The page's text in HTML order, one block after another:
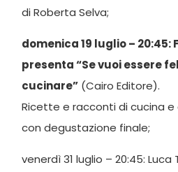
di Roberta Selva;
domenica 19 luglio –
presenta “Se vuoi essere
cucinare” (Cairo Editore).
Ricette e racconti di cucina e
con degustazione finale;
venerdì 31 luglio – 20:45: